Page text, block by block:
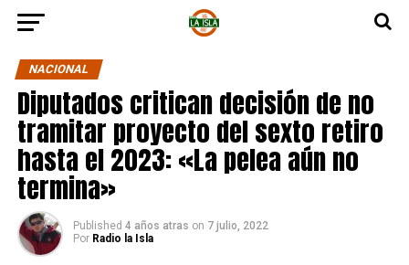
NACIONAL
Diputados critican decisión de no
tramitar proyecto del sexto retiro
hasta el 2023: «La pelea aún no
termina»
Published 4 años atras on 7 julio, 2022
Por Radio la Isla